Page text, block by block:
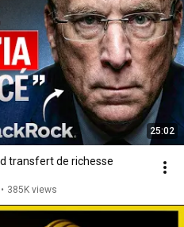
25:02
transfert de richesse
• 385K views